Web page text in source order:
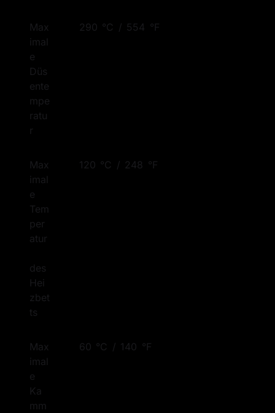
Max
imal
e
Düs
ente
mpe
ratu
r
290 °C / 554 °F
Max
imal
e
Tem
per
atur
des
Hei
zbet
ts
120 °C / 248 °F
Max
imal
e
Ka
mm
60 °C / 140 °F